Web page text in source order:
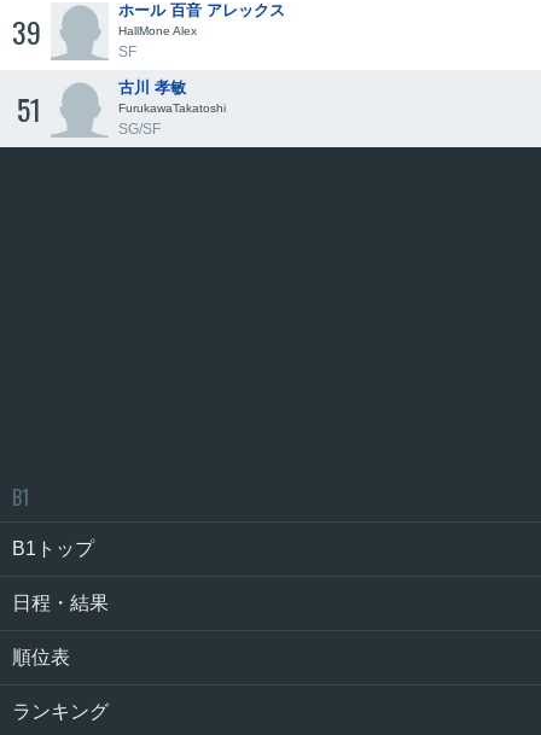
39 ホール 百音 アレックス
HallMone Alex
SF
51 古川 孝敏
FurukawaTakatoshi
SG/SF
B1
B1トップ
日程・結果
順位表
ランキング